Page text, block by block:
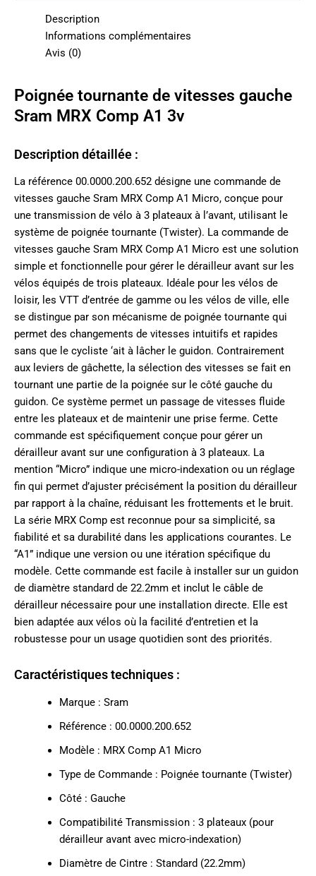
Description
Informations complémentaires
Avis (0)
Poignée tournante de vitesses gauche
Sram MRX Comp A1 3v
Description détaillée :
La référence 00.0000.200.652 désigne une commande de
vitesses gauche Sram MRX Comp A1 Micro, conçue pour
une transmission de vélo à 3 plateaux à l’avant, utilisant le
système de poignée tournante (Twister). La commande de
vitesses gauche Sram MRX Comp A1 Micro est une solution
simple et fonctionnelle pour gérer le dérailleur avant sur les
vélos équipés de trois plateaux. Idéale pour les vélos de
loisir, les VTT d’entrée de gamme ou les vélos de ville, elle
se distingue par son mécanisme de poignée tournante qui
permet des changements de vitesses intuitifs et rapides
sans que le cycliste ‘ait à lâcher le guidon. Contrairement
aux leviers de gâchette, la sélection des vitesses se fait en
tournant une partie de la poignée sur le côté gauche du
guidon. Ce système permet un passage de vitesses fluide
entre les plateaux et de maintenir une prise ferme. Cette
commande est spécifiquement conçue pour gérer un
dérailleur avant sur une configuration à 3 plateaux. La
mention “Micro” indique une micro-indexation ou un réglage
fin qui permet d’ajuster précisément la position du dérailleur
par rapport à la chaîne, réduisant les frottements et le bruit.
La série MRX Comp est reconnue pour sa simplicité, sa
fiabilité et sa durabilité dans les applications courantes. Le
“A1” indique une version ou une itération spécifique du
modèle. Cette commande est facile à installer sur un guidon
de diamètre standard de 22.2mm et inclut le câble de
dérailleur nécessaire pour une installation directe. Elle est
bien adaptée aux vélos où la facilité d’entretien et la
robustesse pour un usage quotidien sont des priorités.
Caractéristiques techniques :
Marque : Sram
Référence : 00.0000.200.652
Modèle : MRX Comp A1 Micro
Type de Commande : Poignée tournante (Twister)
Côté : Gauche
Compatibilité Transmission : 3 plateaux (pour
dérailleur avant avec micro-indexation)
Diamètre de Cintre : Standard (22.2mm)